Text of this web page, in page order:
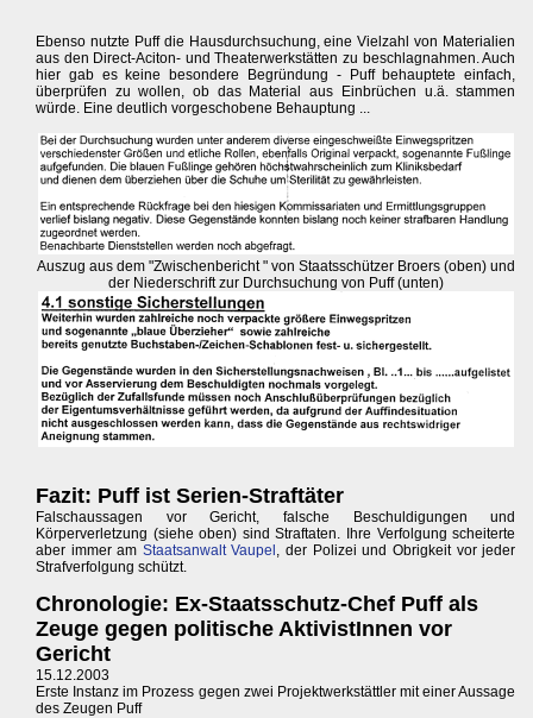
Ebenso nutzte Puff die Hausdurchsuchung, eine Vielzahl von Materialien
aus den Direct-Aciton- und Theaterwerkstätten zu beschlagnahmen. Auch
hier gab es keine besondere Begründung - Puff behauptete einfach,
überprüfen zu wollen, ob das Material aus Einbrüchen u.ä. stammen
würde. Eine deutlich vorgeschobene Behauptung ...
Auszug aus dem "Zwischenbericht " von Staatsschützer Broers (oben) und
der Niederschrift zur Durchsuchung von Puff (unten)
Fazit: Puff ist Serien-Straftäter
Falschaussagen vor Gericht, falsche Beschuldigungen und
Körperverletzung (siehe oben) sind Straftaten. Ihre Verfolgung scheiterte
aber immer am Staatsanwalt Vaupel, der Polizei und Obrigkeit vor jeder
Strafverfolgung schützt.
Chronologie: Ex-Staatsschutz-Chef Puff als
Zeuge gegen politische AktivistInnen vor
Gericht
15.12.2003
Erste Instanz im Prozess gegen zwei Projektwerkstättler mit einer Aussage
des Zeugen Puff